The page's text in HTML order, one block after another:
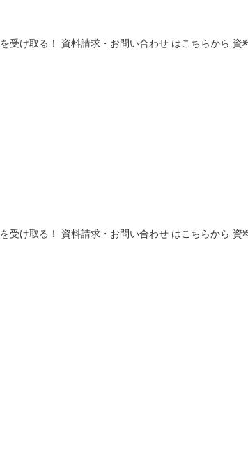
け取る！ 資料請求・お問い合わせ はこちらから 資
け取る！ 資料請求・お問い合わせ はこちらから 資